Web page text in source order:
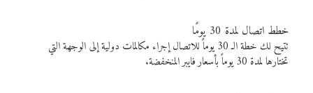
خطط اتصال لمدة 30 يومًا
تتيح لك خطة الـ 30 يوماً للاتصال إجراء مكالمات دولية إلى الوجهة التي
تختارها لمدة 30 يوماً بأسعار فايبر المنخفضة.